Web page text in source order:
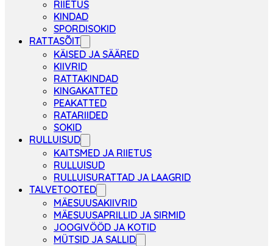
RIIETUS
KINDAD
SPORDISOKID
RATTASÕIT
KÄISED JA SÄÄRED
KIIVRID
RATTAKINDAD
KINGAKATTED
PEAKATTED
RATARIIDED
SOKID
RULLUISUD
KAITSMED JA RIIETUS
RULLUISUD
RULLUISURATTAD JA LAAGRID
TALVETOOTED
MÄESUUSAKIIVRID
MÄESUUSAPRILLID JA SIRMID
JOOGIVÖÖD JA KOTID
MÜTSID JA SALLID